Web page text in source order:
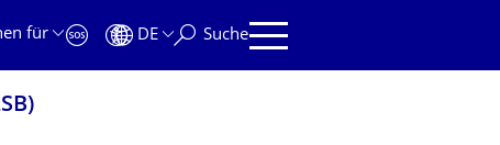
für
DE Suche